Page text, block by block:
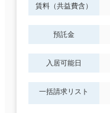
賃料（共益費含）
預託金
入居可能日
一括請求リスト